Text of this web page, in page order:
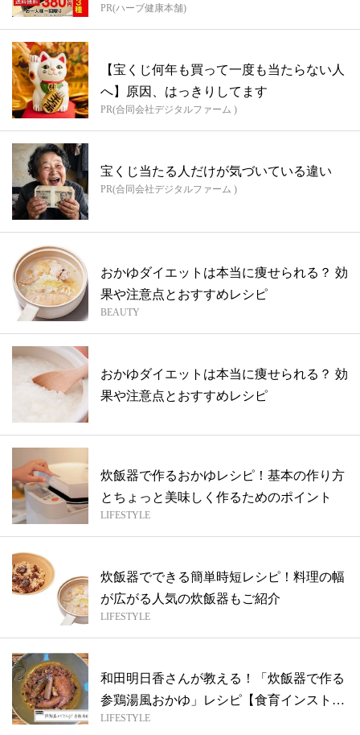
PR(ハーブ健康本舗)
【宝くじ何年も買って一度も当たらない人
へ】原因、はっきりしてます
PR(合同会社デジタルファーム )
宝くじ当たる人だけが気づいている違い
PR(合同会社デジタルファーム )
おかゆダイエットは本当に痩せられる？ 効
果や注意点とおすすめレシピ
BEAUTY
おかゆダイエットは本当に痩せられる？ 効
果や注意点とおすすめレシピ
炊飯器で作るおかゆレシピ！基本の作り方
とちょっと美味しく作るためのポイント
LIFESTYLE
炊飯器でできる簡単時短レシピ！料理の幅
が広がる人気の炊飯器もご紹介
LIFESTYLE
和田明日香さんが教える！「炊飯器で作る
参鶏湯風おかゆ」レシピ【食育インストラ
クタ...
LIFESTYLE